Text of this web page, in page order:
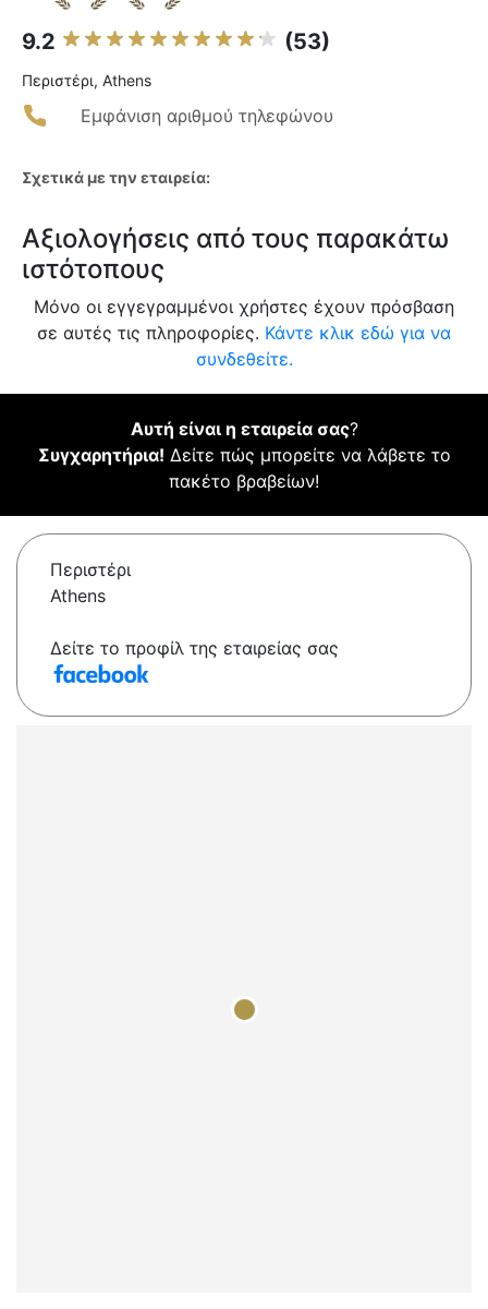
9.2 (53)
Περιστέρι, Athens
Εμφάνιση αριθμού τηλεφώνου
Σχετικά με την εταιρεία:
Αξιολογήσεις από τους παρακάτω
ιστότοπους
Μόνο οι εγγεγραμμένοι χρήστες έχουν πρόσβαση
σε αυτές τις πληροφορίες. Κάντε κλικ εδώ για να
συνδεθείτε.
Αυτή είναι η εταιρεία σας?
Συγχαρητήρια! Δείτε πώς μπορείτε να λάβετε το
πακέτο βραβείων!
Περιστέρι
Athens
Δείτε το προφίλ της εταιρείας σας